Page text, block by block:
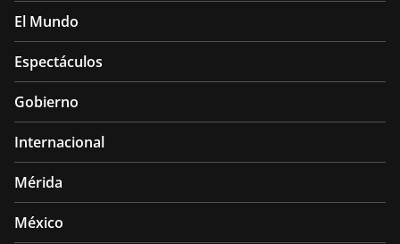
El Mundo
Espectáculos
Gobierno
Internacional
Mérida
México